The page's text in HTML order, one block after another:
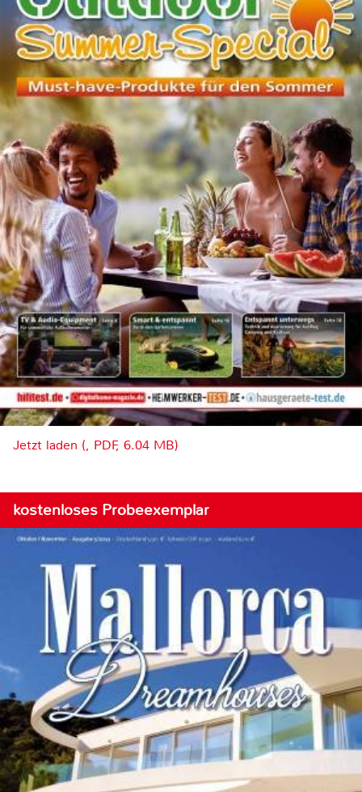
Jetzt laden (, PDF, 6.04 MB)
kostenloses Probeexemplar